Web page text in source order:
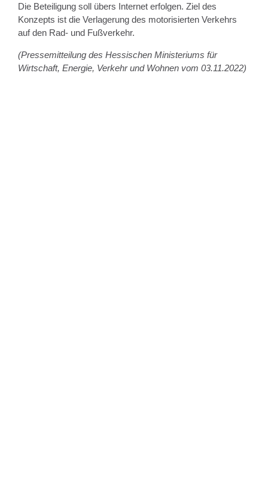
Die Beteiligung soll übers Internet erfolgen. Ziel des
Konzepts ist die Verlagerung des motorisierten Verkehrs
auf den Rad- und Fußverkehr.
(Pressemitteilung des Hessischen Ministeriums für
Wirtschaft, Energie, Verkehr und Wohnen vom 03.11.2022)